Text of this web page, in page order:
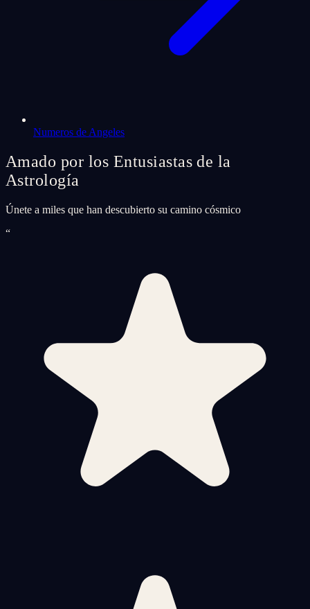
Numeros de Angeles
Amado por los Entusiastas de la
Astrología
Únete a miles que han descubierto su camino cósmico
“